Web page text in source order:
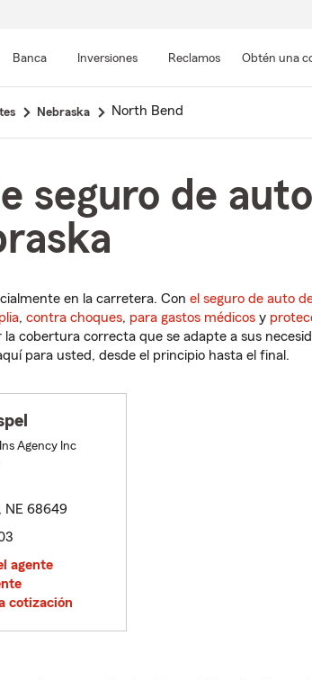
Banca Inversiones Reclamos Obtén una
Nebraska North Bend
seguro de
en la carretera. Con el seguro de auto
, contra choques, para gastos médicos y
cobertura correcta que se adapte a sus
para usted, desde el principio hasta el final.
Agency Inc
NE 68649
agente
cotización